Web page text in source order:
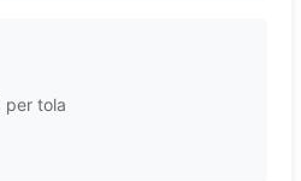
per tola